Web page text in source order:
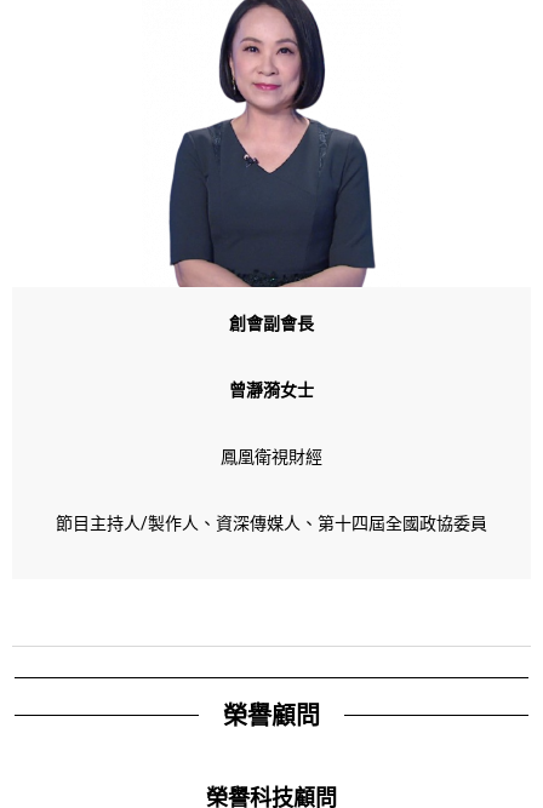
創會副會長
曾瀞漪女士
鳳凰衛視財經
節目主持人/製作人、資深傳媒人、第十四屆全國政協委員
榮譽顧問
榮譽科技顧問